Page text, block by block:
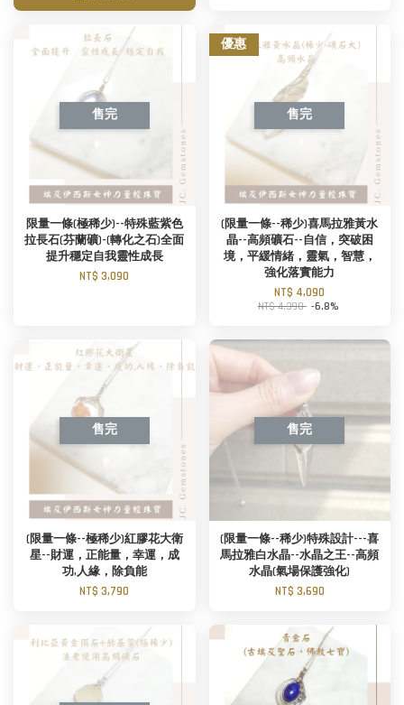
售完
限量一條(極稀少)--特殊藍紫色
拉長石(芬蘭礦)-(轉化之石)全面
提升穩定自我靈性成長
NT$ 3,090
優惠
售完
(限量一條--稀少)喜馬拉雅黃水
晶--高頻礦石--自信，突破困
境，平緩情緒，靈氣，智慧，
強化落實能力
NT$ 4,090
NT$ 4,390 -6.8%
售完
(限量一條--極稀少)紅膠花大衛
星--財運，正能量，幸運，成
功,人緣，除負能
NT$ 3,790
售完
(限量一條--稀少)特殊設計---喜
馬拉雅白水晶--水晶之王--高頻
水晶(氣場保護強化)
NT$ 3,690